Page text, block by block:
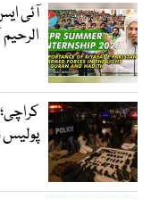
آئی
پولیس مقابلے، 8